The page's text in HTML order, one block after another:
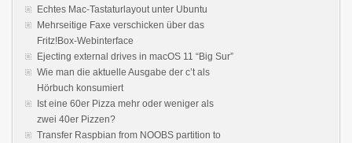
Echtes Mac-Tastaturlayout unter Ubuntu
Mehrseitige Faxe verschicken über das
Fritz!Box-Webinterface
Ejecting external drives in macOS 11 “Big Sur”
Wie man die aktuelle Ausgabe der c’t als
Hörbuch konsumiert
Ist eine 60er Pizza mehr oder weniger als
zwei 40er Pizzen?
Transfer Raspbian from NOOBS partition to